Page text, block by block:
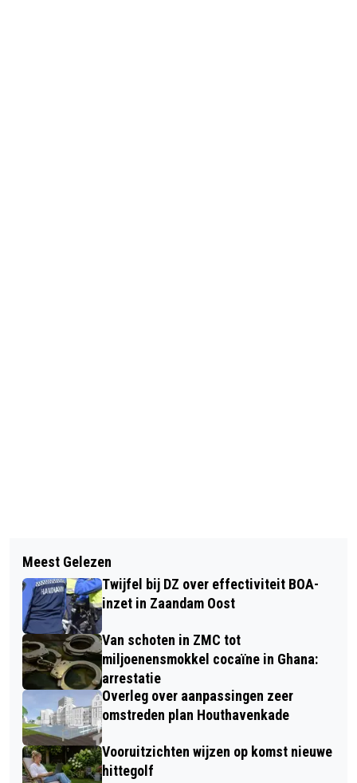
EENDENPULLENBUG OFFICIEEL OPEN;
WERK NOG NIET AF
VERVANGING BRUG KROMMENIE
TESTCASE HERINRICHTING N203
Meest Gelezen
Twijfel bij DZ over effectiviteit BOA-
inzet in Zaandam Oost
Van schoten in ZMC tot
miljoenensmokkel cocaïne in Ghana:
arrestatie
Overleg over aanpassingen zeer
omstreden plan Houthavenkade
Vooruitzichten wijzen op komst nieuwe
hittegolf